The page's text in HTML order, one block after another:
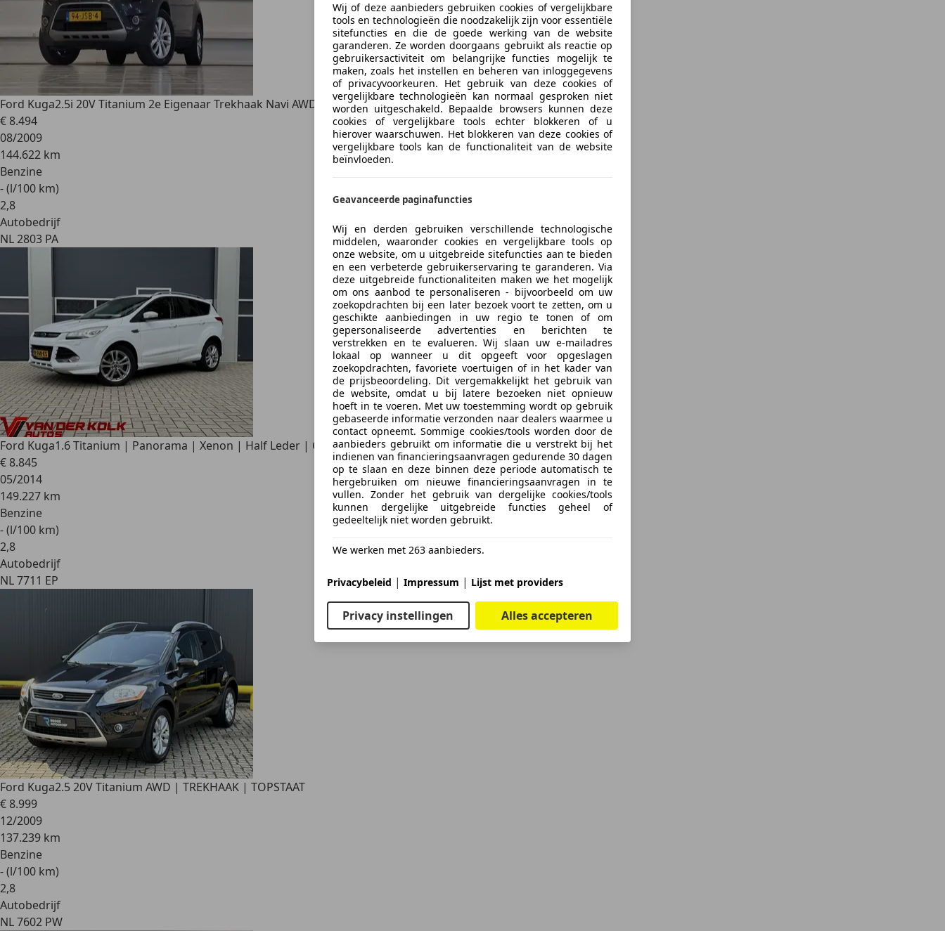
Wij of deze aanbieders gebruiken cookies of vergelijkbare
tools en technologieën die noodzakelijk zijn voor essentiële
sitefuncties en die de goede werking van de website
garanderen. Ze worden doorgaans gebruikt als reactie op
gebruikersactiviteit om belangrijke functies mogelijk te
maken, zoals het instellen en beheren van inloggegevens
of privacyvoorkeuren. Het gebruik van deze cookies of
vergelijkbare technologieën kan normaal gesproken niet
worden uitgeschakeld. Bepaalde browsers kunnen deze
cookies of vergelijkbare tools echter blokkeren of u
hierover waarschuwen. Het blokkeren van deze cookies of
vergelijkbare tools kan de functionaliteit van de website
beïnvloeden.
Geavanceerde paginafuncties
Wij en derden gebruiken verschillende technologische
middelen, waaronder cookies en vergelijkbare tools op
onze website, om u uitgebreide sitefuncties aan te bieden
en een verbeterde gebruikerservaring te garanderen. Via
deze uitgebreide functionaliteiten maken we het mogelijk
om ons aanbod te personaliseren - bijvoorbeeld om uw
zoekopdrachten bij een later bezoek voort te zetten, om u
geschikte aanbiedingen in uw regio te tonen of om
gepersonaliseerde advertenties en berichten te
verstrekken en te evalueren. Wij slaan uw e-mailadres
lokaal op wanneer u dit opgeeft voor opgeslagen
zoekopdrachten, favoriete voertuigen of in het kader van
de prijsbeoordeling. Dit vergemakkelijkt het gebruik van
de website, omdat u bij latere bezoeken niet opnieuw
hoeft in te voeren. Met uw toestemming wordt op gebruik
gebaseerde informatie verzonden naar dealers waarmee u
contact opneemt. Sommige cookies/tools worden door de
aanbieders gebruikt om informatie die u verstrekt bij het
indienen van financieringsaanvragen gedurende 30 dagen
op te slaan en deze binnen deze periode automatisch te
hergebruiken om nieuwe financieringsaanvragen in te
vullen. Zonder het gebruik van dergelijke cookies/tools
kunnen dergelijke uitgebreide functies geheel of
gedeeltelijk niet worden gebruikt.
We werken met 263 aanbieders.
Privacybeleid | Impressum | Lijst met providers
Privacy instellingen Alles accepteren
Ford Kuga2.5i 20V Titanium 2e Eigenaar Trekhaak Navi AWD Pa
€ 8.494
08/2009
144.622 km
Benzine
- (l/100 km)
2,8
Autobedrijf
NL 2803 PA
Ford Kuga1.6 Titanium | Panorama | Xenon | Half Leder | Cam
€ 8.845
05/2014
149.227 km
Benzine
- (l/100 km)
2,8
Autobedrijf
NL 7711 EP
Ford Kuga2.5 20V Titanium AWD | TREKHAAK | TOPSTAAT
€ 8.999
12/2009
137.239 km
Benzine
- (l/100 km)
2,8
Autobedrijf
NL 7602 PW